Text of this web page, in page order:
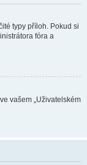
typy příloh. Pokud si
fóra a
vašem „Uživatelském